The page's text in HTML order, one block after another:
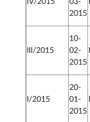
2015
III/2015
10-
02-
2015
I/2015
20-
01-
2015